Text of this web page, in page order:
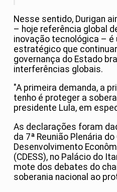
Nesse sentido, Durigan
– hoje referência global
inovação tecnológica –
estratégico que
governança do Estado
interferências globais.
"A primeira demanda, a
tenho é proteger a
presidente Lula, em
As declarações foram
da 7ª Reunião Plenária
Desenvolvimento
(CDESS), no Palácio do
mote dos debates do
soberania nacional ao